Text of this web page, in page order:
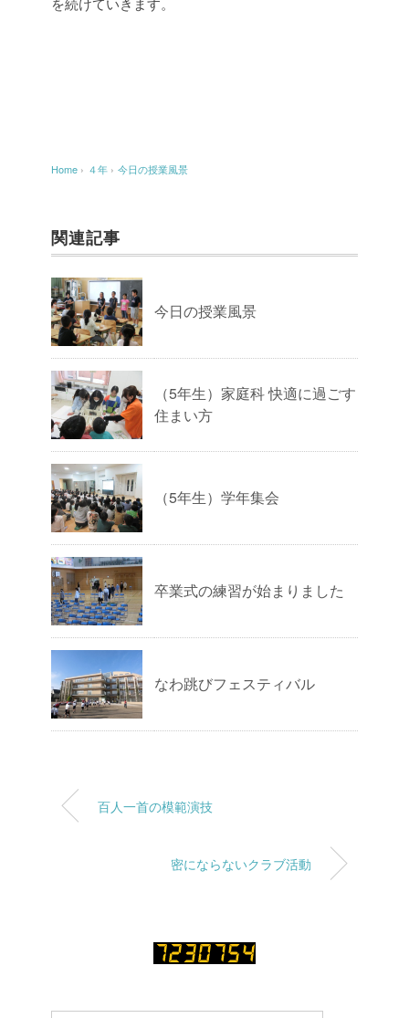
Home › ４年 › 今日の授業風景
関連記事
今日の授業風景
（5年生）家庭科 快適に過ごす
住まい方
（5年生）学年集会
卒業式の練習が始まりました
なわ跳びフェスティバル
百人一首の模範演技
密にならないクラブ活動